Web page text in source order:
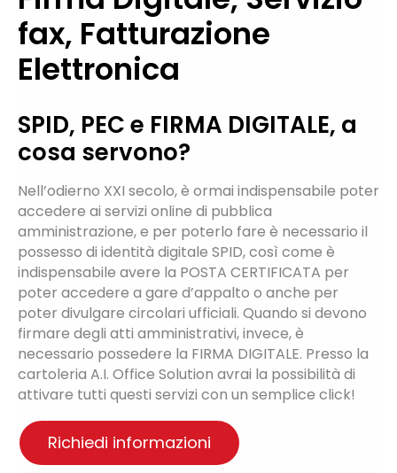
Contatti
fax, Fatturazione
Elettronica
SPID, PEC e FIRMA DIGITALE, a
cosa servono?
Nell’odierno XXI secolo, è ormai indispensabile poter
accedere ai servizi online di pubblica
amministrazione, e per poterlo fare è necessario il
possesso di identità digitale SPID, così come è
indispensabile avere la POSTA CERTIFICATA per
poter accedere a gare d’appalto o anche per
poter divulgare circolari ufficiali. Quando si devono
firmare degli atti amministrativi, invece, è
necessario possedere la FIRMA DIGITALE. Presso la
cartoleria A.I. Office Solution avrai la possibilità di
attivare tutti questi servizi con un semplice click!
Richiedi informazioni